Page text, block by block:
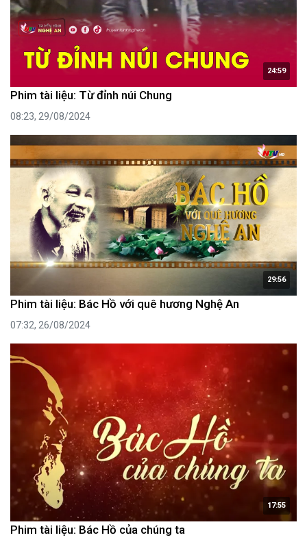
24:59
Phim tài liệu: Từ đỉnh núi Chung
08:23, 29/08/2024
29:56
Phim tài liệu: Bác Hồ với quê hương Nghệ An
07:32, 26/08/2024
17:55
Phim tài liệu: Bác Hồ của chúng ta